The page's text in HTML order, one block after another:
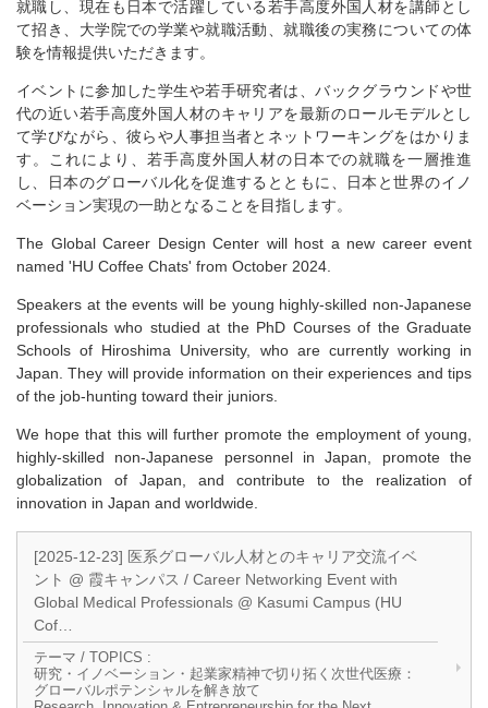
就職し、現在も日本で活躍している若手高度外国人材を講師とし
て招き、大学院での学業や就職活動、就職後の実務についての体
験を情報提供いただきます。
イベントに参加した学生や若手研究者は、バックグラウンドや世
代の近い若手高度外国人材のキャリアを最新のロールモデルとし
て学びながら、彼らや人事担当者とネットワーキングをはかりま
す。これにより、若手高度外国人材の日本での就職を一層推進
し、日本のグローバル化を促進するとともに、日本と世界のイノ
ベーション実現の一助となることを目指します。
The Global Career Design Center will host a new career event
named 'HU Coffee Chats' from October 2024.
Speakers at the events will be young highly-skilled non-Japanese
professionals who studied at the PhD Courses of the Graduate
Schools of Hiroshima University, who are currently working in
Japan. They will provide information on their experiences and tips
of the job-hunting toward their juniors.
We hope that this will further promote the employment of young,
highly-skilled non-Japanese personnel in Japan, promote the
globalization of Japan, and contribute to the realization of
innovation in Japan and worldwide.
[2025-12-23] 医系グローバル人材とのキャリア交流イベ
ント @ 霞キャンパス / Career Networking Event with
Global Medical Professionals @ Kasumi Campus (HU
Cof…
テーマ / TOPICS :
研究・イノベーション・起業家精神で切り拓く次世代医療：
グローバルポテンシャルを解き放て